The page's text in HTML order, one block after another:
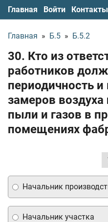
Главная Войти Контакты
Главная » Б.5 » Б.5.2
30. Кто из
работников
периодичность
замеров
пыли и газов в
помещениях
Начальник участка
Начальник